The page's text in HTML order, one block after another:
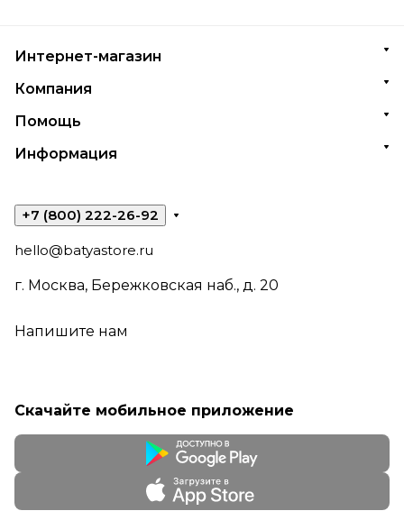
Интернет-магазин
Компания
Помощь
Информация
+7 (800) 222-26-92
hello@batyastore.ru
г. Москва, Бережковская наб., д. 20
Напишите нам
Скачайте мобильное приложение